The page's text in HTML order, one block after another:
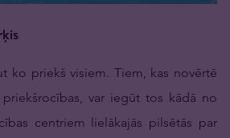
ko priekš visiem. Tiem, kas novērtē
var iegūt tos kādā no
centriem lielākajās pilsētās par